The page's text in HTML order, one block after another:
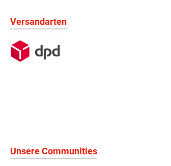
Versandarten
Unsere Communities